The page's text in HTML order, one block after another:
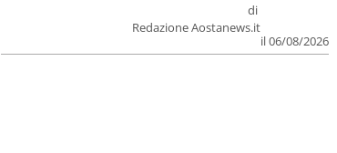
di
Redazione Aostanews.it
il 06/08/2026